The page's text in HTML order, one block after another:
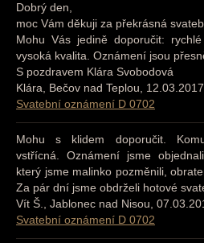
Dobrý den,
moc Vám děkuji za překrásná
Mohu Vás jedině doporučit:
vysoká kvalita. Oznámení jsou
S pozdravem Klára Svobodová
Klára, Bečov nad Teplou, 12.03.2017
Svatební oznámení D 0702
Mohu s klidem doporučit.
vstřícná. Oznámení jsme
který jsme malinko pozměnili,
Za pár dní jsme obdrželi hotové
Vít Š., Jablonec nad Nisou,
Svatební oznámení D 0702